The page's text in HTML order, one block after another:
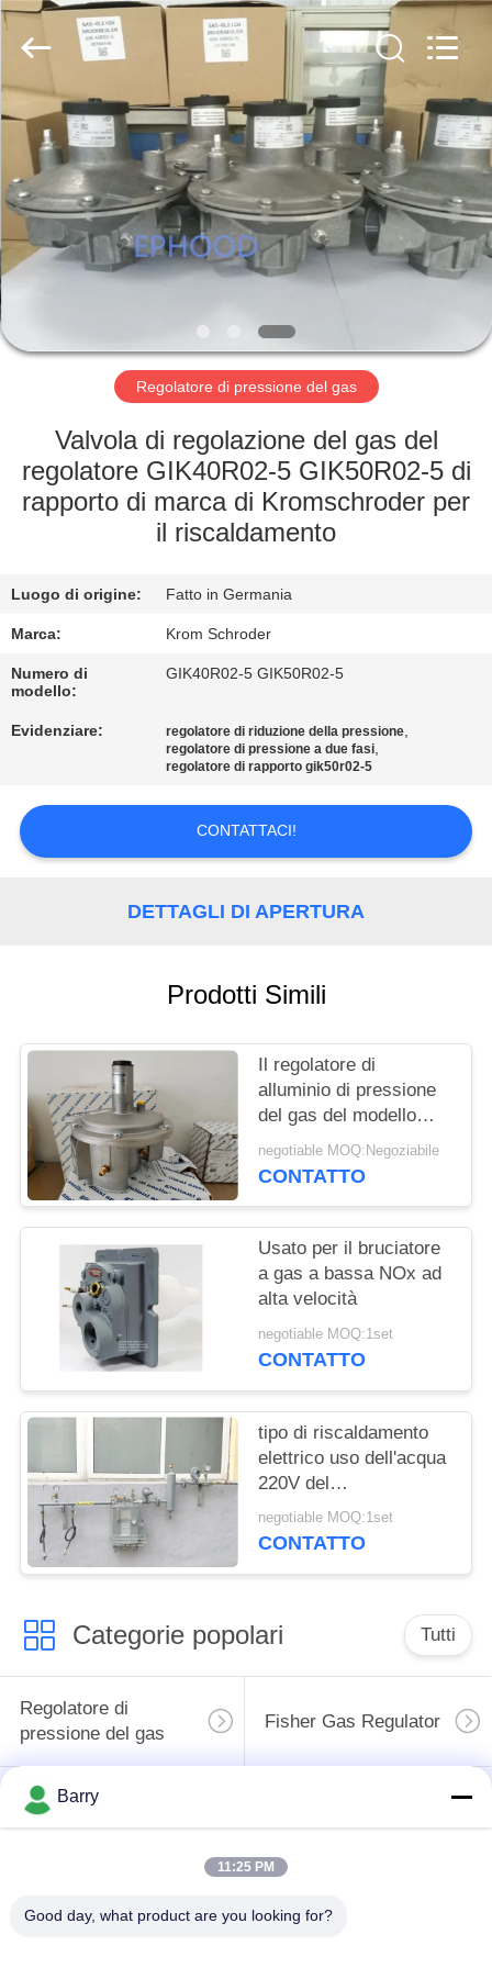
CASA.
PRODOTTI
DI
NOI
VISITA
FABBRICA
CONTROLLO
CONTATTACI
CHIEDI UN
PREVENTIVO
SULLA
PRIVACY
Suzhou
Ephood
Automation
Equipment
All
Reserved.
Regolatore di pressione del gas
Valvola di regolazione del gas del
regolatore GIK40R02-5 GIK50R02-5 di
rapporto di marca di Kromschroder per
il riscaldamento
Luogo di origine: Fatto in Germania
Marca: Krom Schroder
Numero di
modello:
GIK40R02-5 GIK50R02-5
Evidenziare: regolatore di riduzione della pressione,
regolatore di pressione a due fasi,
regolatore di rapporto gik50r02-5
CONTATTACI!
DETTAGLI DI APERTURA
Prodotti Simili
Il regolatore di
alluminio di pressione
del gas del modello
FGDR32/50 con
costruito in filtro Italia
negotiable MOQ:Negoziabile
CONTATTO
Usato per il bruciatore
a gas a bassa NOx ad
alta velocità
negotiable MOQ:1set
CONTATTO
tipo di riscaldamento
elettrico uso dell'acqua
220V del
vaporizzatore del gas
di GPL al bruciatore a
negotiable MOQ:1set
CONTATTO
Categorie popolari Tutti
Regolatore di
pressione del gas
Fisher Gas Regulator
Moltiplicatore di
pressione
Valvola a sfera
valvola a saracinesca
Barry
11:25 PM
Good day, what product are you looking for?